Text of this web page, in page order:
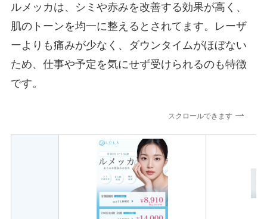
ルメッカは、シミや赤みを改善する効果が高く、
肌のトーンを均一に整えるとされてます。レーザ
ーよりも痛みが少なく、ダウンタイムがほぼない
ため、仕事や予定を気にせず受けられるのも特徴
です。
スクロールできます